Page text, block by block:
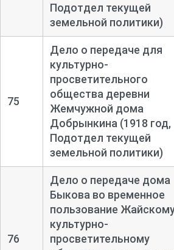
Подотдел текущей
земельной политики)
75
Дело о передаче для
культурно-
просветительного
общества деревни
Жемчужной дома
Добрынкина (1918 год,
Подотдел текущей
земельной политики)
76
Дело о передаче дома
Быкова во временное
пользование
культурно-
просветительному